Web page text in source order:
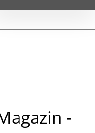
agazin -